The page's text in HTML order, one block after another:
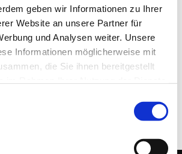
geben wir Informationen zu Ihrer
Website an unsere Partner für
und Analysen weiter. Unsere
Informationen möglicherweise mit
die Sie ihnen bereitgestellt
Relations